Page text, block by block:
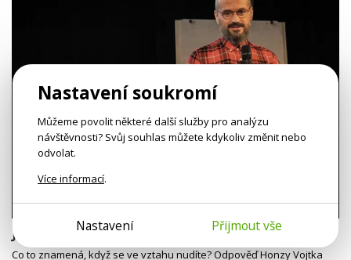
1h 15m
Jan Vojtko: Vztahové pasti
Co to znamená, když se ve vztahu nudíte? Odpověď Honzy Vojtka
Nastavení soukromí
Můžeme povolit některé další služby pro analýzu
návštěvnosti? Svůj souhlas můžete kdykoliv změnit nebo
odvolat.
Více informací.
Nastavení Přijmout vše